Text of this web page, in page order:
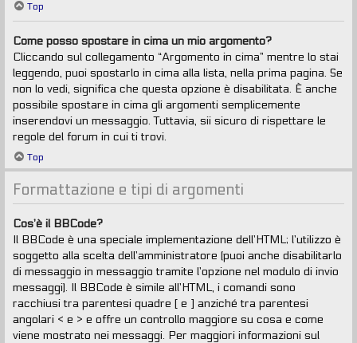
Top
Come posso spostare in cima un mio argomento?
Cliccando sul collegamento “Argomento in cima” mentre lo stai
leggendo, puoi spostarlo in cima alla lista, nella prima pagina. Se
non lo vedi, significa che questa opzione è disabilitata. È anche
possibile spostare in cima gli argomenti semplicemente
inserendovi un messaggio. Tuttavia, sii sicuro di rispettare le
regole del forum in cui ti trovi.
Top
Formattazione e tipi di argomenti
Cos’è il BBCode?
Il BBCode è una speciale implementazione dell’HTML; l’utilizzo è
soggetto alla scelta dell’amministratore (puoi anche disabilitarlo
di messaggio in messaggio tramite l’opzione nel modulo di invio
messaggi). Il BBCode è simile all’HTML, i comandi sono
racchiusi tra parentesi quadre [ e ] anziché tra parentesi
angolari < e > e offre un controllo maggiore su cosa e come
viene mostrato nei messaggi. Per maggiori informazioni sul